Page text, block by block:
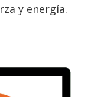
y energía.